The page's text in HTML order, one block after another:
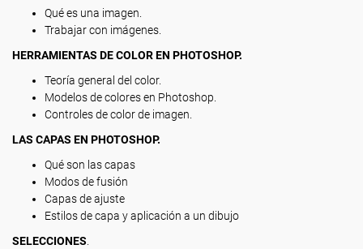
Qué es una imagen.
Trabajar con imágenes.
HERRAMIENTAS DE COLOR EN PHOTOSHOP.
Teoría general del color.
Modelos de colores en Photoshop.
Controles de color de imagen.
LAS CAPAS EN PHOTOSHOP.
Qué son las capas
Modos de fusión
Capas de ajuste
Estilos de capa y aplicación a un dibujo
SELECCIONES